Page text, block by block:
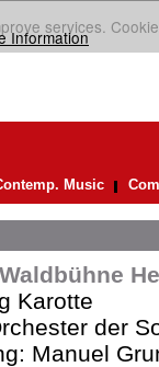
services.
Information
Music
Karotte
der
Manuel